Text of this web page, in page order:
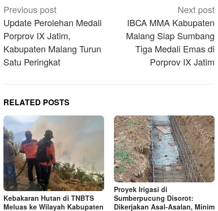
Post
navigation
Previous post
Update Perolehan Medali
Porprov IX Jatim,
Kabupaten Malang Turun
Satu Peringkat
Next post
IBCA MMA Kabupaten
Malang Siap Sumbang
Tiga Medali Emas di
Porprov IX Jatim
RELATED POSTS
Kebakaran Hutan di TNBTS
Meluas ke Wilayah Kabupaten
Proyek Irigasi di
Sumberpucung Disorot:
Dikerjakan Asal-Asalan, Minim